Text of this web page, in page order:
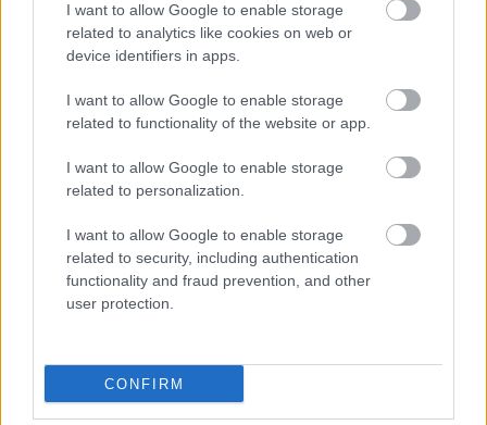
I want to allow Google to enable storage
related to analytics like cookies on web or
device identifiers in apps.
I want to allow Google to enable storage
related to functionality of the website or app.
I want to allow Google to enable storage
related to personalization.
I want to allow Google to enable storage
related to security, including authentication
functionality and fraud prevention, and other
user protection.
CONFIRM
Θεία Λειτουργία του Μεγάλου Βασιλείου, η οποία
τελείται μόλις 10 φορές το χρόνο.